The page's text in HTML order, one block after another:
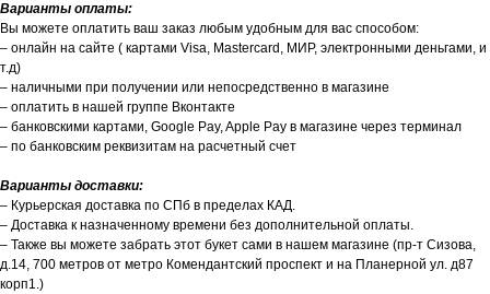
Варианты оплаты:
Вы можете оплатить ваш заказ любым удобным для вас способом:
– онлайн на сайте ( картами Visa, Mastercard, МИР, электронными деньгами, и
т.д)
– наличными при получении или непосредственно в магазине
– оплатить в нашей группе Вконтакте
– банковскими картами, Google Pay, Apple Pay в магазине через терминал
– по банковским реквизитам на расчетный счет
Варианты доставки:
– Курьерская доставка по СПб в пределах КАД.
– Доставка к назначенному времени без дополнительной оплаты.
– Также вы можете забрать этот букет сами в нашем магазине (пр-т Сизова,
д.14, 700 метров от метро Комендантский проспект и на Планерной ул. д87
корп1.)